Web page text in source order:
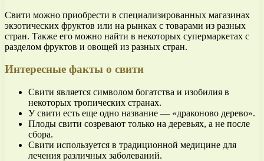
Свити можно приобрести в специализированных магазинах
экзотических фруктов или на рынках с товарами из разных
стран. Также его можно найти в некоторых супермаркетах с
разделом фруктов и овощей из разных стран.
Интересные факты о свити
Свити является символом богатства и изобилия в
некоторых тропических странах.
У свити есть еще одно название — «драконово дерево».
Плоды свити созревают только на деревьях, а не после
сбора.
Свити используется в традиционной медицине для
лечения различных заболеваний.